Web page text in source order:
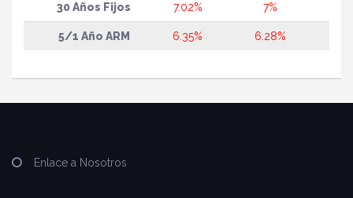
30 Años Fijos 7.02% 7%
5/1 Año ARM 6.35% 6.28%
Enlace a Nosotros